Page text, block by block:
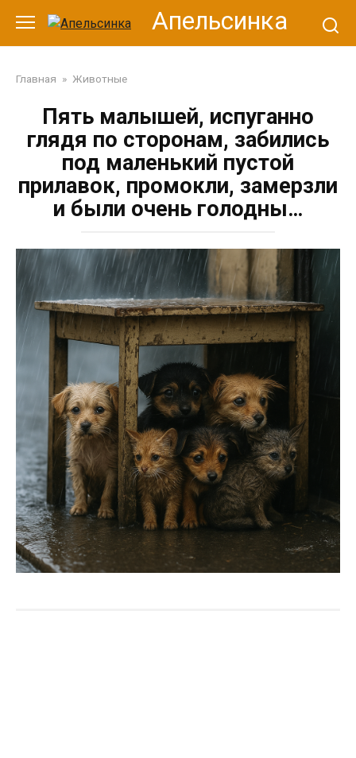
контенту
Апельсинка
Главная » Животные
Пять малышей, испуганно
глядя по сторонам, забились
под маленький пустой
прилавок, промокли, замерзли
и были очень голодны…